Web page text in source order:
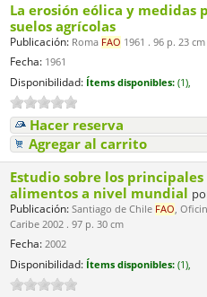
La erosión eólica y medidas
suelos agrícolas
Publicación: Roma FAO 1961 . 96 p. 23 cm
Fecha: 1961
Disponibilidad: Ítems disponibles: (1),
Hacer reserva
Agregar al carrito
Estudio sobre los
alimentos a nivel mundial
Publicación: Santiago de Chile FAO,
Caribe 2002 . 97 p. 30 cm
Fecha: 2002
Disponibilidad: Ítems disponibles: (1),